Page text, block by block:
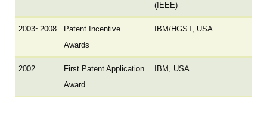
(IEEE)
2003~2008
Patent Incentive
Awards
IBM/HGST, USA
2002
First Patent Application
Award
IBM, USA